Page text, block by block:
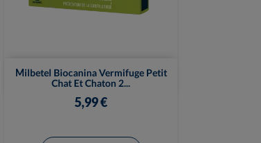
Milbetel Biocanina Vermifuge Petit
Chat Et Chaton 2...
5,99 €
Vue rapide